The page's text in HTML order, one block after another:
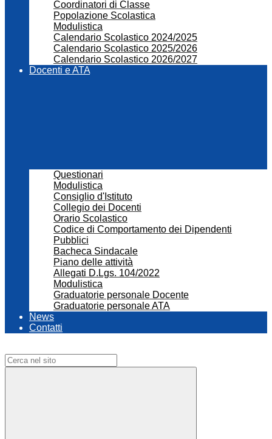
Coordinatori di Classe
Popolazione Scolastica
Modulistica
Calendario Scolastico 2024/2025
Calendario Scolastico 2025/2026
Calendario Scolastico 2026/2027
Docenti e ATA
Questionari
Modulistica
Consiglio d'Istituto
Collegio dei Docenti
Orario Scolastico
Codice di Comportamento dei Dipendenti
Pubblici
Bacheca Sindacale
Piano delle attività
Allegati D.Lgs. 104/2022
Modulistica
Graduatorie personale Docente
Graduatorie personale ATA
News
Contatti